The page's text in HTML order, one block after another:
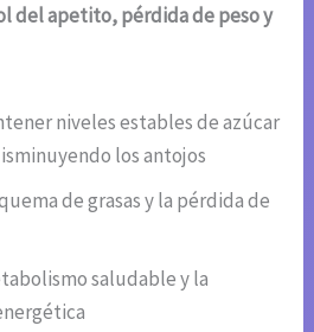
del apetito, pérdida de peso y
niveles estables de azúcar
los antojos
de grasas y la pérdida de
saludable y la